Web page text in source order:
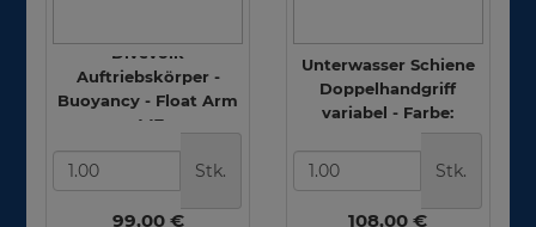
Divevolk
Auftriebskörper -
Buoyancy - Float Arm
- 447g
Stk.
99,00 €
Divevolk -
Unterwasser Schiene
Doppelhandgriff
variabel - Farbe:
Schwarz
Stk.
108,00 €